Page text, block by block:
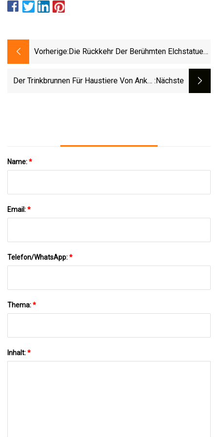
Vorherige: Die Rückkehr Der Berühmten Elchstatue
Verschoben
Der Trinkbrunnen Für Haustiere Von Anker :nächste
Name:*
Email:*
Telefon/WhatsApp:*
Thema:*
Inhalt:*